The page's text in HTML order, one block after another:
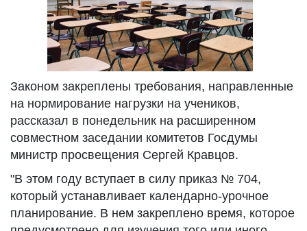
Законом закреплены требования, направленные
на нормирование нагрузки на учеников,
рассказал в понедельник на расширенном
совместном заседании комитетов Госдумы
министр просвещения Сергей Кравцов.
"В этом году вступает в силу приказ № 704,
который устанавливает календарно-урочное
планирование. В нем закреплено время, которое